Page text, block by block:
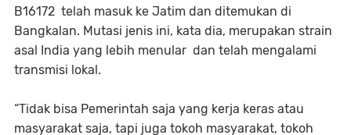
B16172 telah masuk ke Jatim dan ditemukan di
Bangkalan. Mutasi jenis ini, kata dia, merupakan strain
asal India yang lebih menular dan telah mengalami
transmisi lokal.
“Tidak bisa Pemerintah saja yang kerja keras atau
masyarakat saja, tapi juga tokoh masyarakat, tokoh